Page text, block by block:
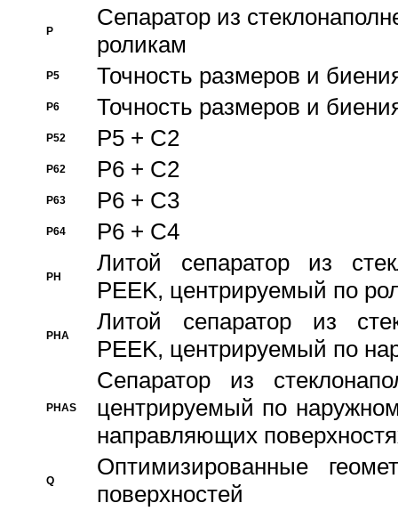
P
Cепаратор из
роликам
P5 Точность размеров и
P6 Точность размеров и
P52 P5 + C2
P62 P6 + C2
P63 P6 + C3
P64 P6 + C4
PH
Литой сепаратор из
PEEK, центрируемый по
PHA
Литой сепаратор из
PEEK, центрируемый по
PHAS
Сепаратор из
центрируемый по
направляющих
Q
Оптимизированные
поверхностей